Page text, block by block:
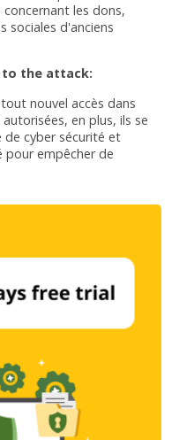
les dons,
sociales d'anciens
to the attack:
nouvel accès dans
en plus, ils se
de cyber sécurité et
pour empêcher de